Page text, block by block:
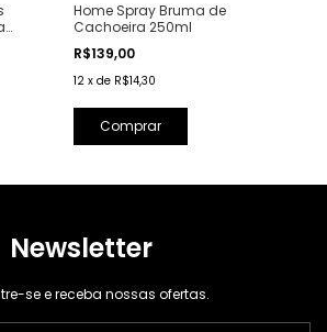
Home Spray Bruma de
Cachoeira 250ml
R$139,00
12 xde R$14,30
Newsletter
se e receba nossas ofertas.